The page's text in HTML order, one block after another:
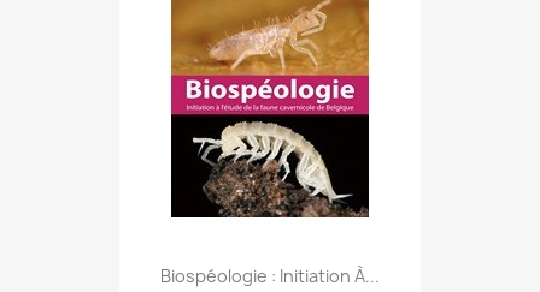
Biospéologie : Initiation À...